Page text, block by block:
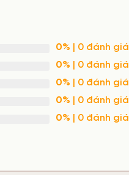
0% | 0 đánh giá
0% | 0 đánh giá
0% | 0 đánh giá
0% | 0 đánh giá
0% | 0 đánh giá